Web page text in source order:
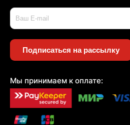
Подписаться на рассылку
Мы принимаем к оплате: